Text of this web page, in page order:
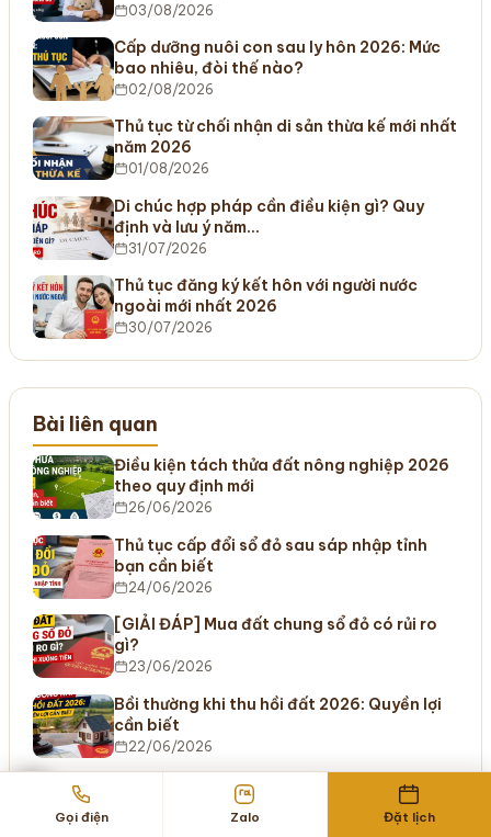
03/08/2026
Cấp dưỡng nuôi con sau ly hôn 2026: Mức
bao nhiêu, đòi thế nào?
02/08/2026
Thủ tục từ chối nhận di sản thừa kế mới nhất
năm 2026
01/08/2026
Di chúc hợp pháp cần điều kiện gì? Quy
định và lưu ý năm…
31/07/2026
Thủ tục đăng ký kết hôn với người nước
ngoài mới nhất 2026
30/07/2026
Bài liên quan
Điều kiện tách thửa đất nông nghiệp 2026
theo quy định mới
26/06/2026
Thủ tục cấp đổi sổ đỏ sau sáp nhập tỉnh
bạn cần biết
24/06/2026
[GIẢI ĐÁP] Mua đất chung sổ đỏ có rủi ro
gì?
23/06/2026
Bồi thường khi thu hồi đất 2026: Quyền lợi
cần biết
22/06/2026
Hợp đồng đặt cọc mua đất vô hiệu: Cách
đòi cọc an toàn
Gọi điện Zalo Đặt lịch